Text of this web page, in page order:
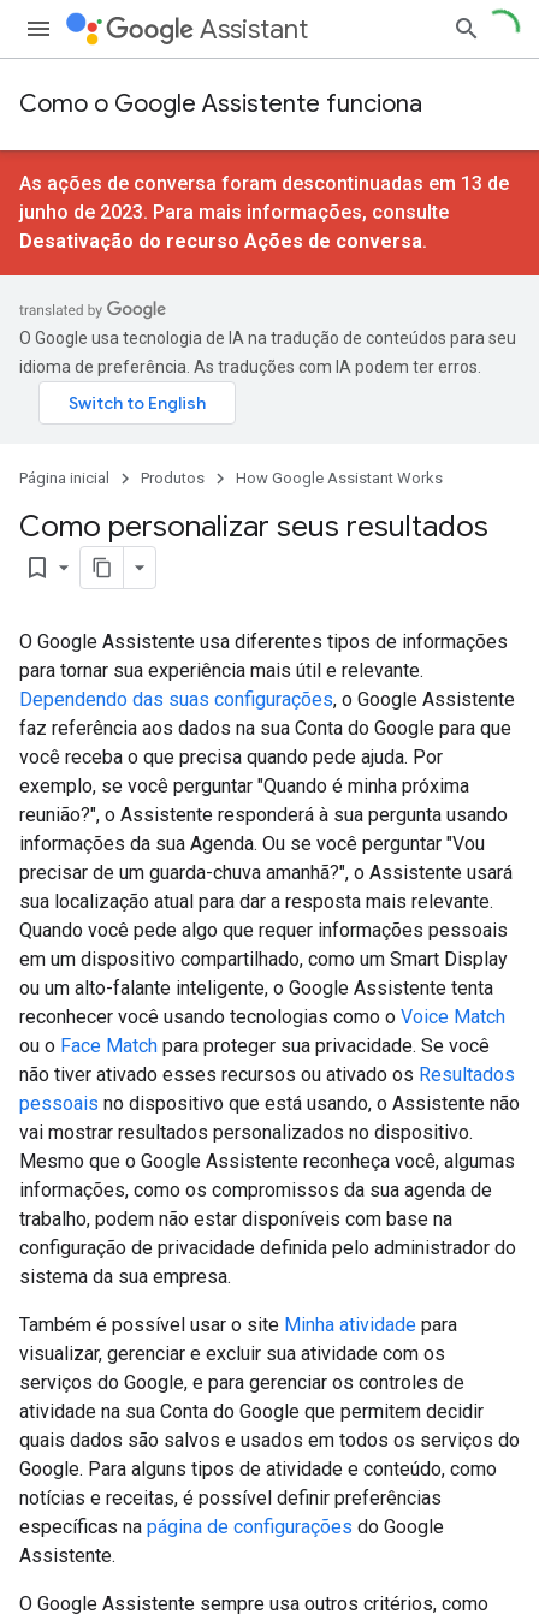
Assistant
Como o Google Assistente funciona
As ações de conversa foram descontinuadas em 13 de
junho de 2023. Para mais informações, consulte
Desativação do recurso Ações de conversa.
O Google usa tecnologia de IA na tradução de conteúdos para seu
idioma de preferência. As traduções com IA podem ter erros.
Página inicial Produtos How Google Assistant Works
Como personalizar seus resultados
bookmark_border
O Google Assistente usa diferentes tipos de informações
para tornar sua experiência mais útil e relevante.
Dependendo das suas configurações, o Google Assistente
faz referência aos dados na sua Conta do Google para que
você receba o que precisa quando pede ajuda. Por
exemplo, se você perguntar "Quando é minha próxima
reunião?", o Assistente responderá à sua pergunta usando
informações da sua Agenda. Ou se você perguntar "Vou
precisar de um guarda-chuva amanhã?", o Assistente usará
sua localização atual para dar a resposta mais relevante.
Quando você pede algo que requer informações pessoais
em um dispositivo compartilhado, como um Smart Display
ou um alto-falante inteligente, o Google Assistente tenta
reconhecer você usando tecnologias como o Voice Match
ou o Face Match para proteger sua privacidade. Se você
não tiver ativado esses recursos ou ativado os Resultados
pessoais no dispositivo que está usando, o Assistente não
vai mostrar resultados personalizados no dispositivo.
Mesmo que o Google Assistente reconheça você, algumas
informações, como os compromissos da sua agenda de
trabalho, podem não estar disponíveis com base na
configuração de privacidade definida pelo administrador do
sistema da sua empresa.
Também é possível usar o site Minha atividade para
visualizar, gerenciar e excluir sua atividade com os
serviços do Google, e para gerenciar os controles de
atividade na sua Conta do Google que permitem decidir
quais dados são salvos e usados em todos os serviços do
Google. Para alguns tipos de atividade e conteúdo, como
notícias e receitas, é possível definir preferências
específicas na página de configurações do Google
Assistente.
O Google Assistente sempre usa outros critérios, como